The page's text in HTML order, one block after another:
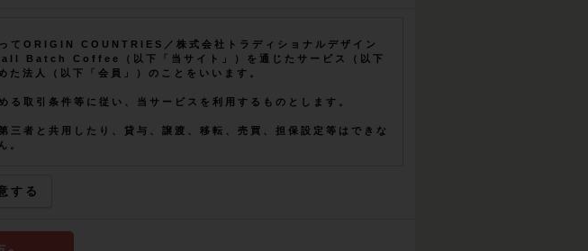
てORIGIN COUNTRIES／株式会社トラディショナルデザイン
Batch Coffee（以下「当サイト」）を通じたサービス（以下
た法人（以下「会員」）のことをいいます。
取引条件等に従い、当サービスを利用するものとします。
者と共用したり、貸与、譲渡、移転、売買、担保設定等はできな
。
知もすることなく直ちに喪失するものとします。
する